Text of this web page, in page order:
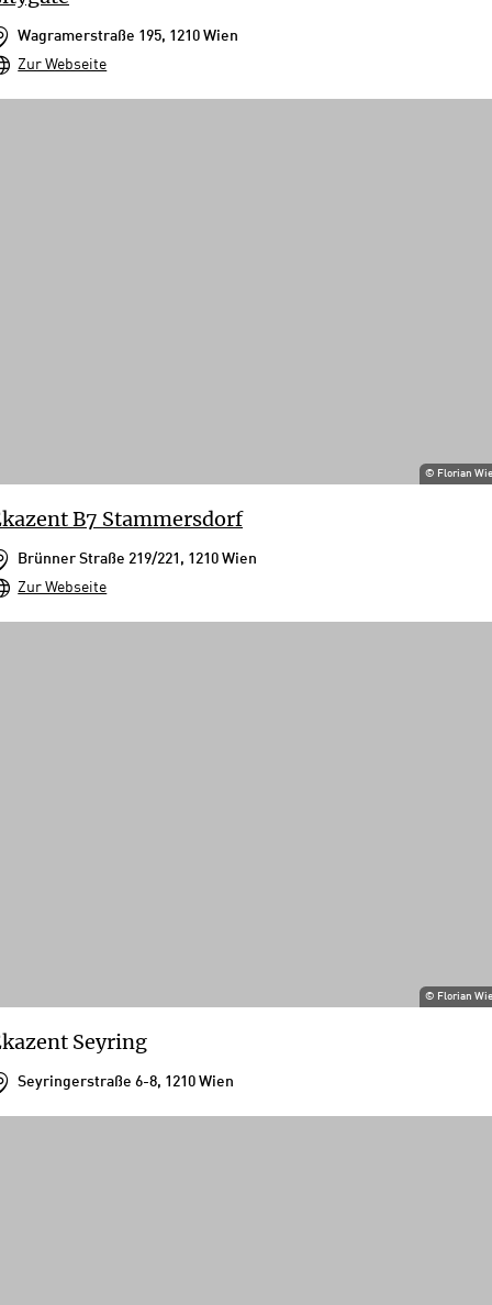
Wagramerstraße 195, 1210 Wien
Zur Webseite
© Florian
B7 Stammersdorf
Brünner Straße 219/221, 1210 Wien
Zur Webseite
© Florian
Seyring
Seyringerstraße 6-8, 1210 Wien